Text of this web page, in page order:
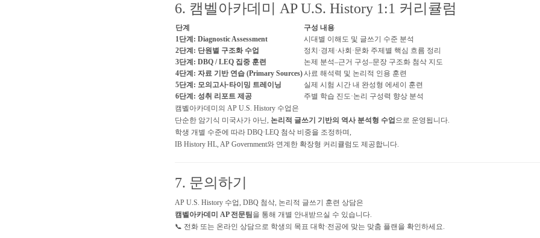
6. 캠벨아카데미 AP U.S. History 1:1 커리큘럼
단계
구성 내용
1단계: Diagnostic Assessment
시대별 이해도 및 글쓰기 수준 분석
2단계: 단원별 구조화 수업
정치·경제·사회·문화 주제별 핵심 흐름 정리
3단계: DBQ / LEQ 집중 훈련
논제 분석–근거 구성–문장 구조화 첨삭 지도
4단계: 자료 기반 연습 (Primary Sources)사료 해석력 및 논리적 인용 훈련
5단계: 모의고사·타이밍 트레이닝
실제 시험 시간 내 완성형 에세이 훈련
6단계: 성취 리포트 제공
주별 학습 진도·논리 구성력 향상 분석
캠벨아카데미의 AP U.S. History 수업은
단순한 암기식 미국사가 아닌, 논리적 글쓰기 기반의 역사 분석형 수업 으로 운영됩니다.
학생 개별 수준에 따라 DBQ·LEQ 첨삭 비중을 조정하며,
IB History HL, AP Government와 연계한 확장형 커리큘럼도 제공합니다.
7. 문의하기
AP U.S. History 수업, DBQ 첨삭, 논리적 글쓰기 훈련 상담은
캠벨아카데미 AP 전문팀 을 통해 개별 안내받으실 수 있습니다.
📞 전화 또는 온라인 상담으로 학생의 목표 대학·전공에 맞는 맞춤 플랜을 확인하세요.